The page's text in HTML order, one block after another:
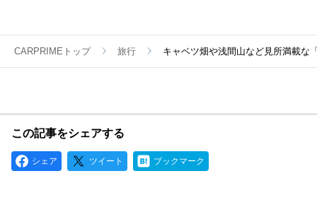
CARPRIMEトップ 旅行 キャベツ畑や浅間山など見所満載な
この記事をシェアする
シェア ツイート ブックマーク